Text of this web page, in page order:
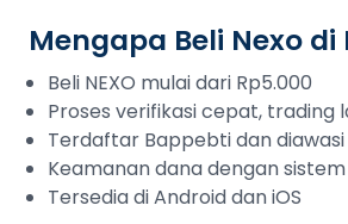
Mengapa Beli Nexo
Beli NEXO mulai dari Rp5.000
Proses verifikasi cepat, trading
Terdaftar Bappebti dan diawasi
Keamanan dana dengan
Tersedia di Android dan iOS